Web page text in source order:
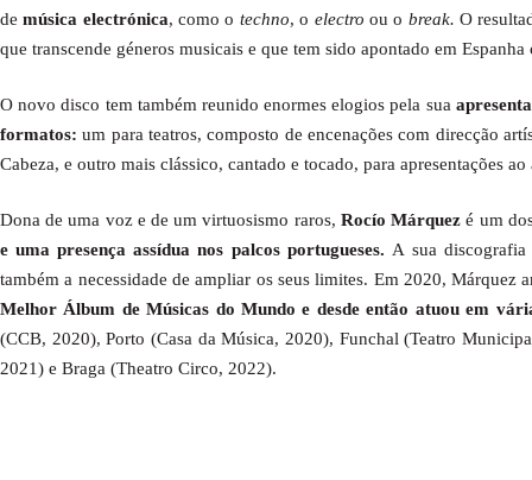
demúsica electrónica, como o techno, o electro ou o break. O
que transcende géneros musicais e que tem sido apontado em
O novo disco tem também reunido enormes elogios pela sua
formatos: um para teatros, composto de encenações com direcção
Cabeza, e outro mais clássico, cantado e tocado, para apresentações
Dona de uma voz e de um virtuosismo raros, Rocío Márquez é um
e uma presença assídua nos palcos portugueses. A sua
também a necessidade de ampliar os seus limites. Em 2020, Márquez
Melhor Álbum de Músicas do Mundo e desde então atuou em
(CCB, 2020), Porto (Casa da Música, 2020), Funchal (Teatro
2021) e Braga (Theatro Circo, 2022).